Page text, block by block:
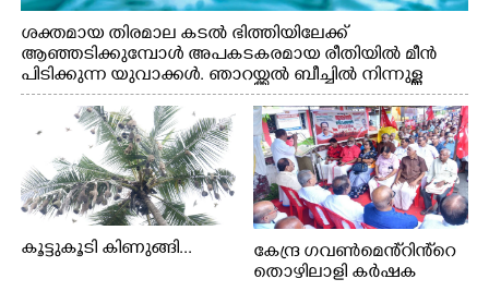
ശക്തമായ തിരമാല കടൽ ഭിത്തിയിലേക്ക്
ആഞ്ഞടിക്കുമ്പോൾ അപകടകരമായ രീതിയിൽ മീൻ
പിടിക്കുന്ന യുവാക്കൾ. ഞാറയ്ക്കൽ ബീച്ചിൽ നിന്നുള്ള
കാഴ്ച്ച
കൂട്ടുകൂടി കിണുങ്ങി...
കേന്ദ്ര ഗവൺമെൻ്റിൻ്റെ
തൊഴിലാളി കർഷക